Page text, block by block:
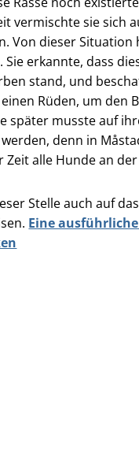
vermischte sie sich
Von dieser Situation
erkannte, dass
stand, und
Rüden, um den
später musste auf
denn in
alle Hunde an
Stelle auch auf
Eine